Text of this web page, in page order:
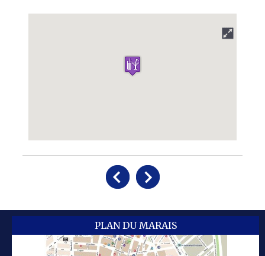
PLAN DU MARAIS